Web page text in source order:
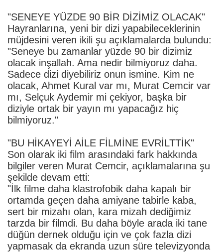
"SENEYE YÜZDE 90 BİR DİZİMİZ OLACAK"
Hayranlarına, yeni bir dizi yapabileceklerinin
müjdesini veren ikili şu açıklamalarda bulundu:
"Seneye bu zamanlar yüzde 90 bir dizimiz
olacak inşallah. Ama nedir bilmiyoruz daha.
Sadece dizi diyebiliriz onun ismine. Kim ne
olacak, Ahmet Kural var mı, Murat Cemcir var
mı, Selçuk Aydemir mi çekiyor, başka bir
diziyle ortak bir yayın mı yapacağız hiç
bilmiyoruz."
"BU HİKAYEYİ AİLE FİLMİNE EVRİLTTİK"
Son olarak iki film arasındaki fark hakkında
bilgiler veren Murat Cemcir, açıklamalarına şu
şekilde devam etti:
"İlk filme daha klastrofobik daha kapalı bir
ortamda geçen daha amiyane tabirle kaba,
sert bir mizahı olan, kara mizah dediğimiz
tarzda bir filmdi. Bu daha böyle arada iki tane
düğün dernek olduğu için ve çok fazla dizi
yapmasak da ekranda uzun süre televizyonda